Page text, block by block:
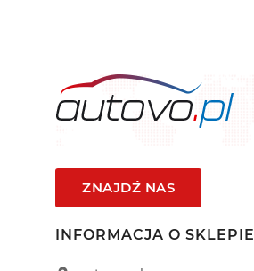
ZNAJDŹ NAS
INFORMACJA O SKLEPIE